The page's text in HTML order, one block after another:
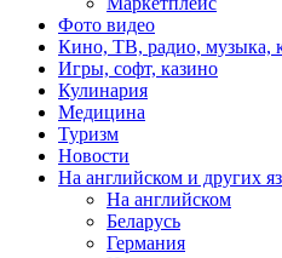
Фото видео
Кино, ТВ, радио, музыка,
Игры, софт, казино
Кулинария
Медицина
Туризм
Новости
На английском и других
На английском
Беларусь
Германия